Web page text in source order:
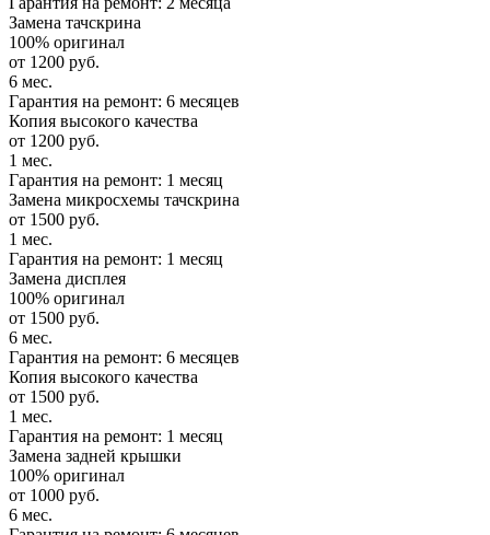
Замена тачскрина
100% оригинал
от 1200 руб.
6 мес.
Гарантия на ремонт: 6 месяцев
Копия высокого качества
от 1200 руб.
1 мес.
Гарантия на ремонт: 1 месяц
Замена микросхемы тачскрина
от 1500 руб.
1 мес.
Гарантия на ремонт: 1 месяц
Замена дисплея
100% оригинал
от 1500 руб.
6 мес.
Гарантия на ремонт: 6 месяцев
Копия высокого качества
от 1500 руб.
1 мес.
Гарантия на ремонт: 1 месяц
Замена задней крышки
100% оригинал
от 1000 руб.
6 мес.